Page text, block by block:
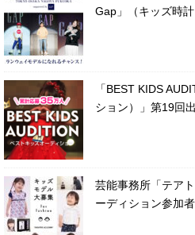
Gap」（キッズ時
「BEST KIDS
ション）」第19回
芸能事務所「テア
ーディション参加